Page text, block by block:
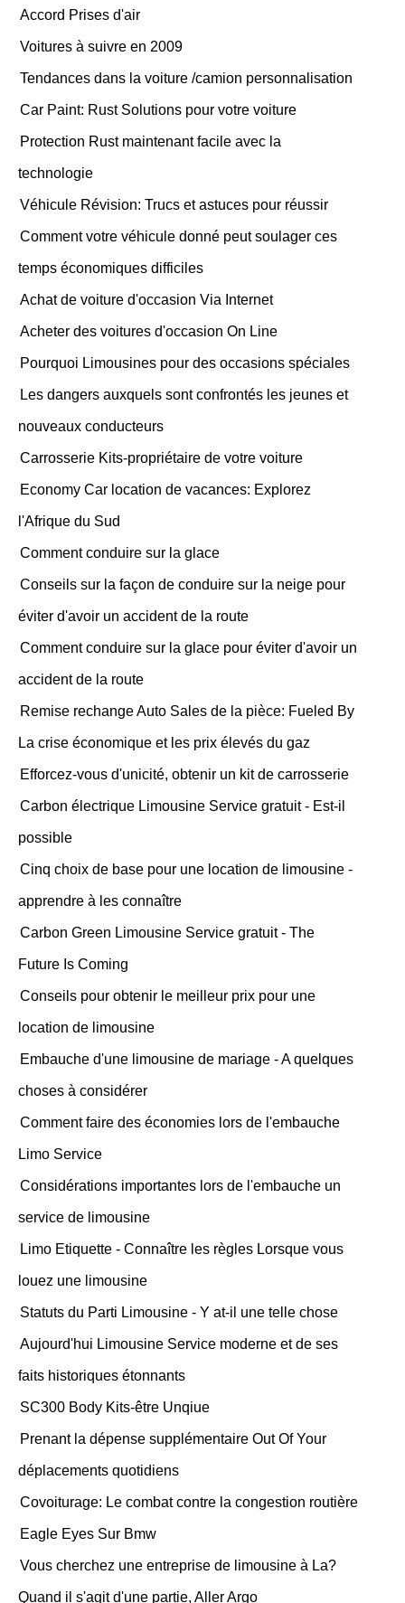
Accord Prises d'air
Voitures à suivre en 2009
Tendances dans la voiture /camion personnalisation
Car Paint: Rust Solutions pour votre voiture
Protection Rust maintenant facile avec la
technologie
Véhicule Révision: Trucs et astuces pour réussir
Comment votre véhicule donné peut soulager ces
temps économiques difficiles
Achat de voiture d'occasion Via Internet
Acheter des voitures d'occasion On Line
Pourquoi Limousines pour des occasions spéciales
Les dangers auxquels sont confrontés les jeunes et
nouveaux conducteurs
Carrosserie Kits-propriétaire de votre voiture
Economy Car location de vacances: Explorez
l'Afrique du Sud
Comment conduire sur la glace
Conseils sur la façon de conduire sur la neige pour
éviter d'avoir un accident de la route
Comment conduire sur la glace pour éviter d'avoir un
accident de la route
Remise rechange Auto Sales de la pièce: Fueled By
La crise économique et les prix élevés du gaz
Efforcez-vous d'unicité, obtenir un kit de carrosserie
Carbon électrique Limousine Service gratuit - Est-il
possible
Cinq choix de base pour une location de limousine -
apprendre à les connaître
Carbon Green Limousine Service gratuit - The
Future Is Coming
Conseils pour obtenir le meilleur prix pour une
location de limousine
Embauche d'une limousine de mariage - A quelques
choses à considérer
Comment faire des économies lors de l'embauche
Limo Service
Considérations importantes lors de l'embauche un
service de limousine
Limo Etiquette - Connaître les règles Lorsque vous
louez une limousine
Statuts du Parti Limousine - Y at-il une telle chose
Aujourd'hui Limousine Service moderne et de ses
faits historiques étonnants
SC300 Body Kits-être Unqiue
Prenant la dépense supplémentaire Out Of Your
déplacements quotidiens
Covoiturage: Le combat contre la congestion routière
Eagle Eyes Sur Bmw
Vous cherchez une entreprise de limousine à La?
Quand il s'agit d'une partie, Aller Argo